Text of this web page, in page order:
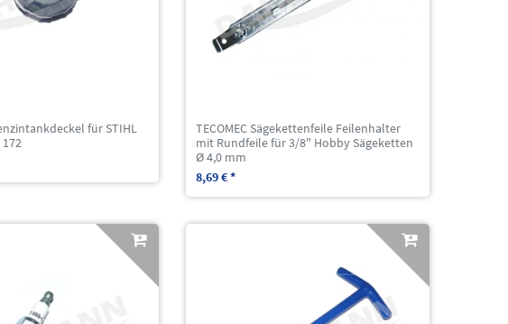
für STIHL
TECOMEC Sägekettenfeile Feilenhalter
mit Rundfeile für 3/8" Hobby Sägeketten
Ø 4,0 mm
8,69 € *